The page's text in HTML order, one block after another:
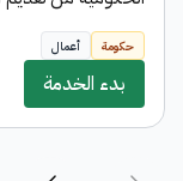
بعقد معين بالعملة
طريقة التحويل
بثلاث مراحل تمثل
المستندية (مطالبة
الموافقات اللازمة
حكومة أعمال
بدء الخدمة